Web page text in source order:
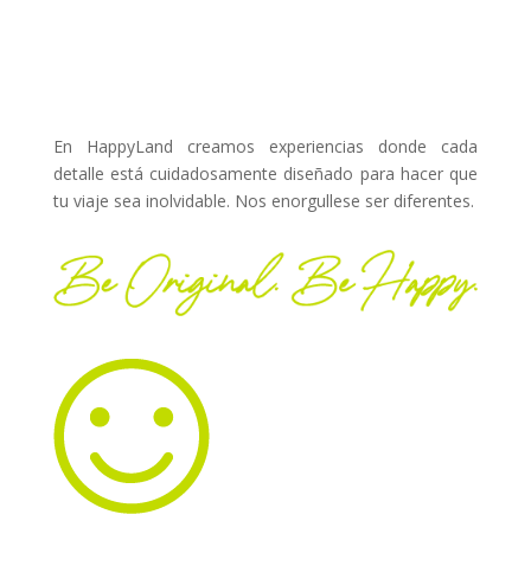
En HappyLand creamos experiencias donde cada
detalle está cuidadosamente diseñado para hacer que
tu viaje sea inolvidable. Nos enorgullese ser diferentes.